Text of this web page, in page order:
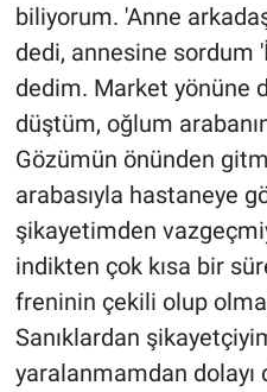
biliyorum. 'Anne
dedi, annesine sordum
dedim. Market yönüne
düştüm, oğlum
Gözümün önünden
arabasıyla hastaneye
şikayetimden
indikten çok kısa bir
freninin çekili olup
Sanıklardan
yaralanmamdan dolayı